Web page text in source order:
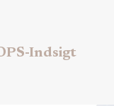
Indsigt